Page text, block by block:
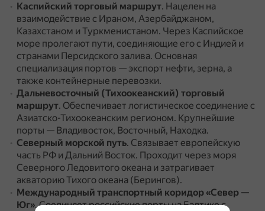
Каспийский торговый маршрут. Нацелен на
взаимодействие с Ираном, Азербайджаном,
Казахстаном и Туркменистаном. Через Каспийское
море пролегают пути, соединяющие его с Индией и
странами Персидского залива. Основная
специализация портов — экспорт нефти, зерна, а
также контейнерные перевозки.
Дальневосточный (Тихоокеанский) торговый
маршрут. Обеспечивает логистическое соединение с
Азиатско-Тихоокеанским регионом. Крупнейшие
порты — Владивосток, Восточный, Находка.
Северный морской путь. Связывает европейскую
часть РФ и Дальний Восток. Проходит через моря
Северного Ледовитого океана и затрагивает
акваторию Тихого океана (Берингов).
Международный транспортный коридор «Север —
Юг».Соединяет российские порты на Балтике с